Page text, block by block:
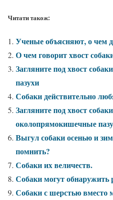
Читати також:
Ученые объясняют, о чем
О чем говорит хвост
Загляните под хвост
пазухи
Собаки действительно
Загляните под хвост
околопрямокишечные
Выгул собаки осенью и
помнить?
Собаки их величеств.
Собаки могут обнаружить
Собаки с шерстью вместо